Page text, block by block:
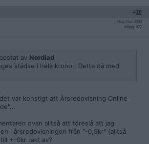
#10
Reg: Nov 2009
Inlägg: 822
av Nordiad
städse i hela kronor. Detta då med
var konstigt att Årsredovisning Online
ovan alltså att föreslå att jag
i årsredovisningen från "-0,5kr" (alltså
+-0kr rakt av?